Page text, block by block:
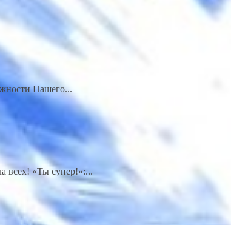
Нашего...
всех! «Ты супер!»:...